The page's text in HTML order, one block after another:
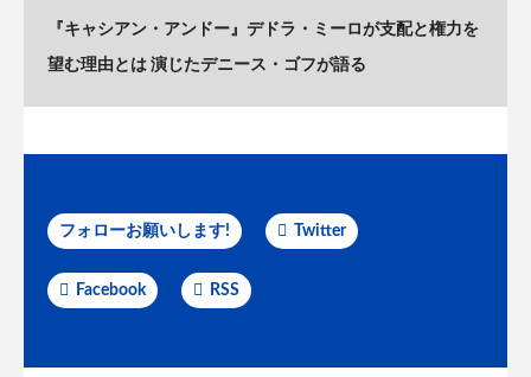
『キャシアン・アンドー』デドラ・ミーロが支配と権力を
望む理由とは 演じたデニース・ゴフが語る
フォローお願いします! Twitter
Facebook RSS